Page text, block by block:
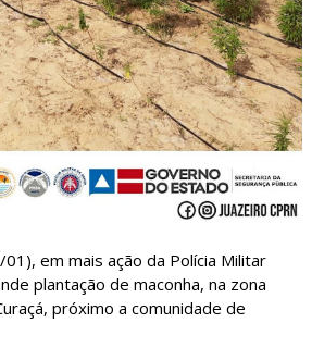
em mais ação da Polícia Militar
plantação de maconha, na zona
próximo a comunidade de